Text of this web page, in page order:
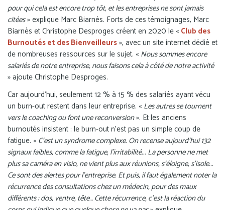
pour qui cela est encore trop tôt, et les entreprises ne sont jamais
citées» explique Marc Biarnès. Forts de ces témoignages, Marc
Biarnès et Christophe Desproges créent en 2020 le « Club des
Burnoutés et des Bienveilleurs», avec un site internet dédié et
de nombreuses ressources sur le sujet. « Nous sommes encore
salariés de notre entreprise, nous faisons cela à côté de notre activité
» ajoute Christophe Desproges.
Car aujourd’hui, seulement 12 % à 15 % des salariés ayant vécu
un burn-out restent dans leur entreprise. « Les autres se tournent
vers le coaching ou font une reconversion». Et les anciens
burnoutés insistent : le burn-out n’est pas un simple coup de
fatigue. « C’est un syndrome complexe. On recense aujourd’hui 132
signaux faibles, comme la fatigue, l’irritabilité... La personne ne met
plus sa caméra en visio, ne vient plus aux réunions, s’éloigne, s’isole...
Ce sont des alertes pour l’entreprise. Et puis, il faut également noter la
récurrence des consultations chez un médecin, pour des maux
différents : dos, ventre, tête… Cette récurrence, c’est la réaction du